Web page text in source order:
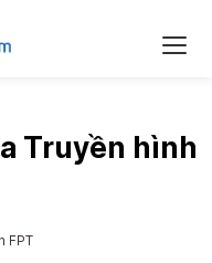
Truyền hình
FPT